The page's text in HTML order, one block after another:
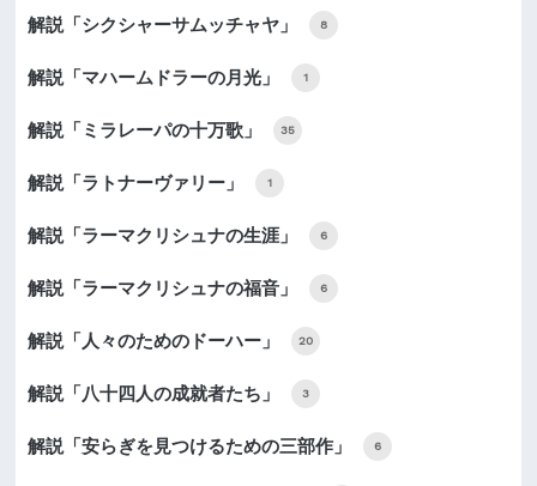
解説「シクシャーサムッチャヤ」 8
解説「マハームドラーの月光」 1
解説「ミラレーパの十万歌」 35
解説「ラトナーヴァリー」 1
解説「ラーマクリシュナの生涯」 6
解説「ラーマクリシュナの福音」 6
解説「人々のためのドーハー」 20
解説「八十四人の成就者たち」 3
解説「安らぎを見つけるための三部作」 6